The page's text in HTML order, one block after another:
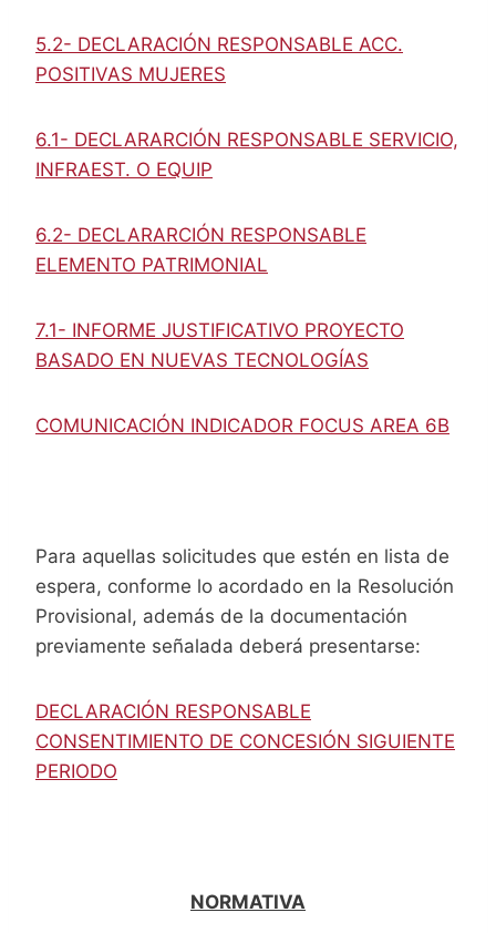
5.2- DECLARACIÓN RESPONSABLE ACC.
POSITIVAS MUJERES
6.1- DECLARARCIÓN RESPONSABLE SERVICIO,
INFRAEST. O EQUIP
6.2- DECLARARCIÓN RESPONSABLE
ELEMENTO PATRIMONIAL
7.1- INFORME JUSTIFICATIVO PROYECTO
BASADO EN NUEVAS TECNOLOGÍAS
COMUNICACIÓN INDICADOR FOCUS AREA 6B
Para aquellas solicitudes que estén en lista de
espera, conforme lo acordado en la Resolución
Provisional, además de la documentación
previamente señalada deberá presentarse:
DECLARACIÓN RESPONSABLE
CONSENTIMIENTO DE CONCESIÓN SIGUIENTE
PERIODO
NORMATIVA